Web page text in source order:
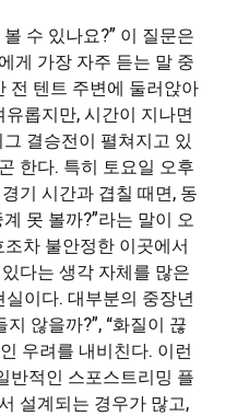
수 있나요?” 이 질문은
게 가장 자주 듣는 말 중
전 텐트 주변에 둘러앉아
롭지만, 시간이 지나면
결승전이 펼쳐지고 있
한다. 특히 토요일 오후
기 시간과 겹칠 때면, 동
못 볼까?”라는 말이 오
차 불안정한 이곳에서
다는 생각 자체를 많은
이다. 대부분의 중장년
않을까?”, “화질이 끊
우려를 내비친다. 이런
반적인 스포스트리밍 플
설계되는 경우가 많고,